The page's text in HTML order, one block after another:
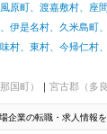
原町、渡嘉敷村、座
伊是名村、久米島町、
村、東村、今帰仁村
国町）
宮古郡（多
企業の転職・求人情報